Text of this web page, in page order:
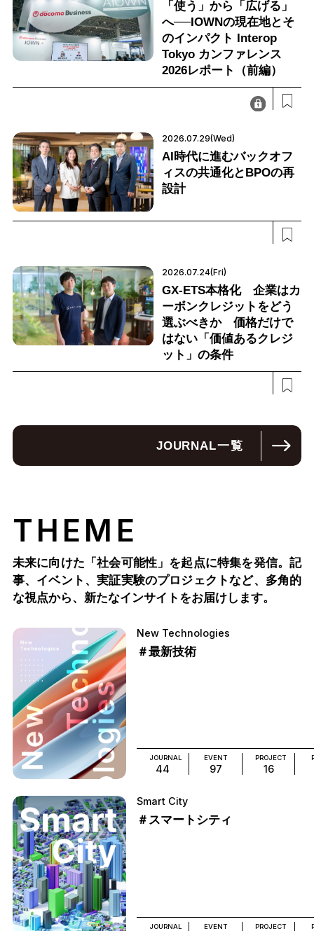
「使う」から「広げる」
へ──IOWNの現在地とそ
のインパクト Interop
Tokyo カンファレンス
2026レポート（前編）
2026.07.29(Wed)
AI時代に進むバックオフ
ィスの共通化とBPOの再
設計
2026.07.24(Fri)
GX-ETS本格化 企業はカ
ーボンクレジットをどう
選ぶべきか 価格だけで
はない「価値あるクレジ
ット」の条件
JOURNAL一覧
THEME
未来に向けた「社会可能性」を起点に特集を発信。記
事、イベント、実証実験のプロジェクトなど、多角的
な視点から、新たなインサイトをお届けします。
New Technologies
＃最新技術
JOURNAL
44
EVENT
97
PROJECT
16
Smart City
＃スマートシティ
JOURNAL EVENT PROJECT